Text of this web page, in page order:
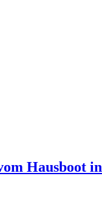
Hausboot in